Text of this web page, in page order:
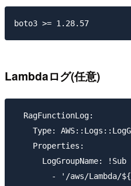
Lambdaログ(任意)
  RagFunctionLog:
Type:
    Properties:
      LogGroupName: !Sub
- '/aws/Lambda/